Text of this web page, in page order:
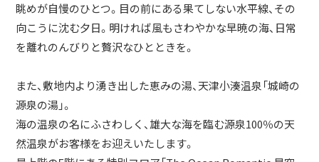
眺めが自慢のひとつ。目の前にある果てしない水平線、その
向こうに沈む夕日。明ければ風もさわやかな早暁の海、日常
を離れのんびりと贅沢なひとときを。
また、敷地内より湧き出した恵みの湯、天津小湊温泉「城崎の
源泉の湯」。
海の温泉の名にふさわしく、雄大な海を臨む源泉100％の天
然温泉がお客様をお迎えいたします。